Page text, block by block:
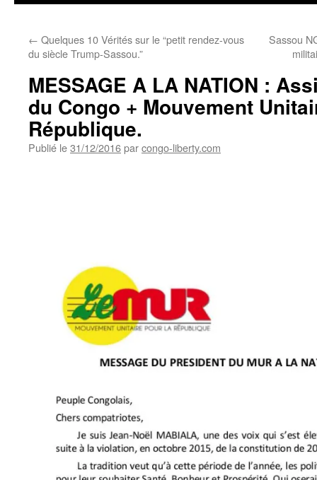
← Quelques 10 Vérités sur le “petit rendez-vous
du siècle Trump-Sassou.”
Sassou
MESSAGE A LA NATION :
du Congo + Mouvement
République.
Publié le31/12/2016parcongo-liberty.com